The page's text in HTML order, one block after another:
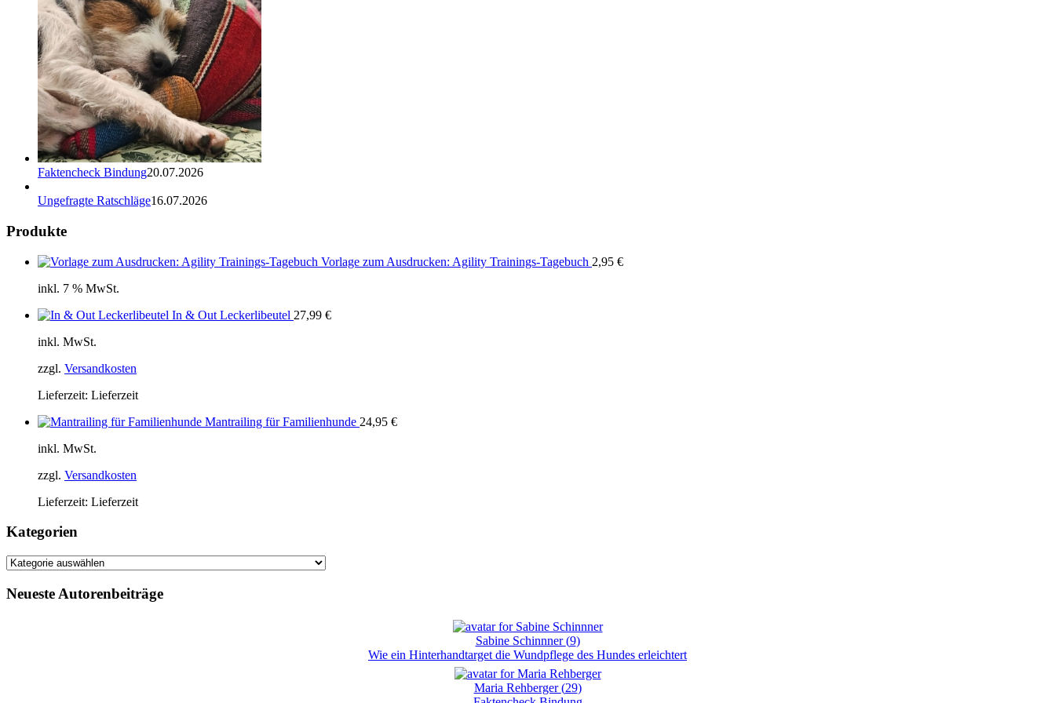
Faktencheck Bindung20.07.2026
Ungefragte Ratschläge16.07.2026
Produkte
Vorlage zum Ausdrucken: Agility Trainings-Tagebuch 2,95 €
inkl. 7 % MwSt.
In & Out Leckerlibeutel 27,99 €
inkl. MwSt.
zzgl. Versandkosten
Lieferzeit: Lieferzeit
Mantrailing für Familienhunde 24,95 €
inkl. MwSt.
zzgl. Versandkosten
Lieferzeit: Lieferzeit
Kategorien
Kategorien
Neueste Autorenbeiträge
Sabine Schinnner(9)
Wie ein Hinterhandtarget die Wundpflege des Hundes erleichtert
Maria Rehberger(29)